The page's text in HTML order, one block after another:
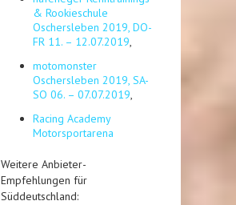
& Rookieschule
Oschersleben 2019, DO-
FR 11. – 12.07.2019,
motomonster
Oschersleben 2019, SA-
SO 06. – 07.07.2019,
Racing Academy
Motorsportarena
Weitere Anbieter-
Empfehlungen für
Süddeutschland: